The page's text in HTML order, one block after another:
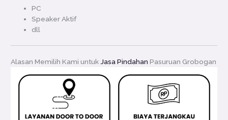
PC
Speaker Aktif
dll
Alasan Memilih Kami untuk Jasa Pindahan Pasuruan Grobogan